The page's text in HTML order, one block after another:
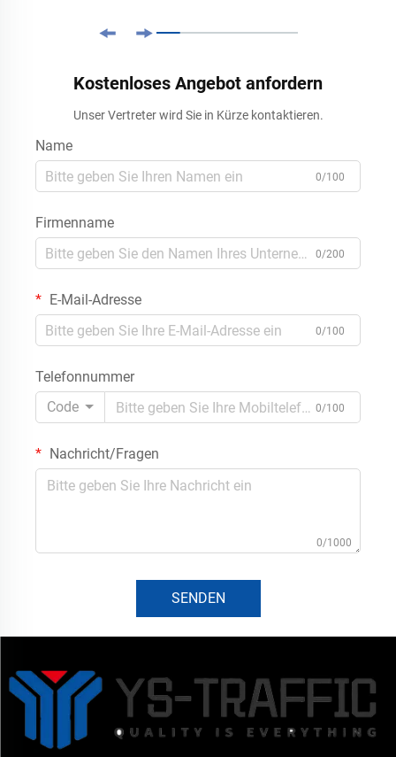
Kostenloses Angebot anfordern
Unser Vertreter wird Sie in Kürze kontaktieren.
Name
0/100
Firmenname
0/200
E-Mail-Adresse
0/100
Telefonnummer
Code
0/100
Nachricht/Fragen
0/1000
SENDEN